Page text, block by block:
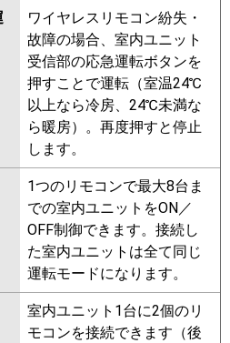
ワイヤレスリモコン紛失・
故障の場合、室内ユニット
受信部の応急運転ボタンを
押すことで運転（室温24℃
以上なら冷房、24℃未満な
ら暖房）。再度押すと停止
します。
1つのリモコンで最大8台ま
での室内ユニットをON／
OFF制御できます。接続し
た室内ユニットは全て同じ
運転モードになります。
室内ユニット1台に2個のリ
モコンを接続できます（後